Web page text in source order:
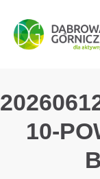
PRZEJDŹ DO
PRZEJDŹ DO
PRZEJDŹ DO
10-